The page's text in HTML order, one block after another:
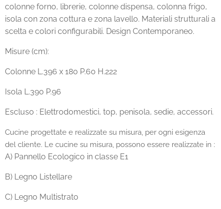
colonne forno, librerie, colonne dispensa, colonna frigo,
isola con zona cottura e zona lavello. Materiali strutturali a
scelta e colori configurabili. Design Contemporaneo.
Misure (cm):
Colonne L.396 x 180 P.60 H.222
Isola L.390 P.96
Escluso : Elettrodomestici, top, penisola, sedie, accessori.
Cucine progettate e realizzate su misura, per ogni esigenza
del cliente. Le cucine su misura, possono essere realizzate in :
A) Pannello Ecologico in classe E1
B) Legno Listellare
C) Legno Multistrato